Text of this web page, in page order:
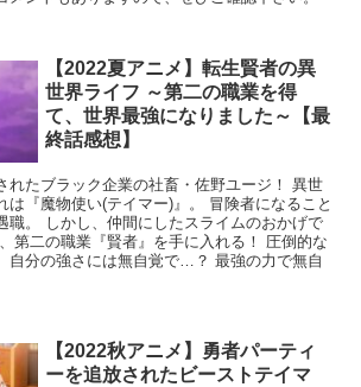
【2022夏アニメ】転生賢者の異
世界ライフ ～第二の職業を得
て、世界最強になりました～【最
終話感想】
れたブラック企業の社畜・佐野ユージ！ 異世
は『魔物使い(テイマー)』。 冒険者になること
職。 しかし、仲間にしたスライムのおかげで
第二の職業『賢者』を手に入れる！ 圧倒的な
自分の強さには無自覚で…？ 最強の力で無自
【2022秋アニメ】勇者パーティ
ーを追放されたビーストテイマ